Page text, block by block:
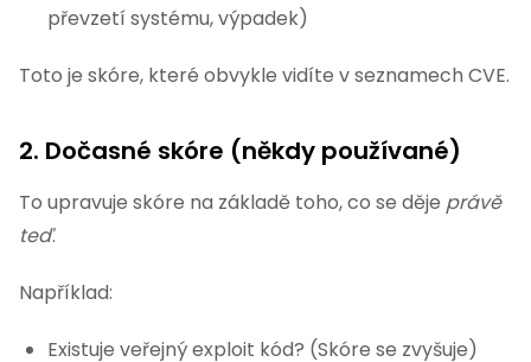
převzetí systému, výpadek)
Toto je skóre, které obvykle vidíte v seznamech CVE.
2. Dočasné skóre (někdy používané)
To upravuje skóre na základě toho, co se děje právě
teď.
Například:
Existuje veřejný exploit kód? (Skóre se zvyšuje)